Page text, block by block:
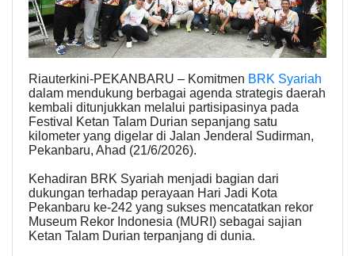
Riauterkini-PEKANBARU – Komitmen BRK Syariah
dalam mendukung berbagai agenda strategis daerah
kembali ditunjukkan melalui partisipasinya pada
Festival Ketan Talam Durian sepanjang satu
kilometer yang digelar di Jalan Jenderal Sudirman,
Pekanbaru, Ahad (21/6/2026).
Kehadiran BRK Syariah menjadi bagian dari
dukungan terhadap perayaan Hari Jadi Kota
Pekanbaru ke-242 yang sukses mencatatkan rekor
Museum Rekor Indonesia (MURI) sebagai sajian
Ketan Talam Durian terpanjang di dunia.